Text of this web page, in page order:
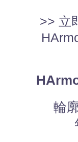
>> 立
輪